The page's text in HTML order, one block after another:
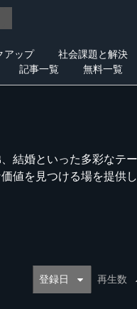
アップ 社会課題と解決
記事一覧
無料一覧
結婚といった多彩な
値を見つける場を提供し
登録日 再生数